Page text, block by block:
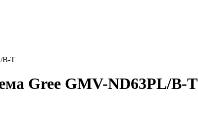
B-T
Gree GMV-ND63PL/B-T